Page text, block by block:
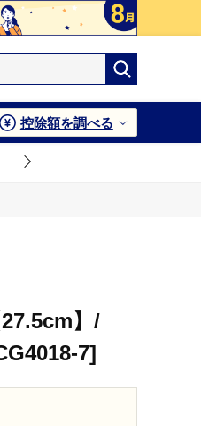
控除額を調べる
】/
7]